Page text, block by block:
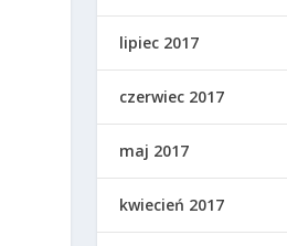
lipiec 2017
czerwiec 2017
maj 2017
kwiecień 2017